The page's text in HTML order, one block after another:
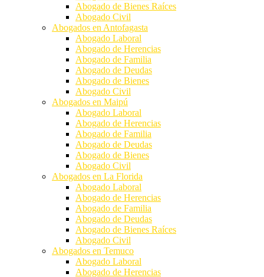
Abogado de Bienes Raíces
Abogado Civil
Abogados en Antofagasta
Abogado Laboral
Abogado de Herencias
Abogado de Familia
Abogado de Deudas
Abogado de Bienes
Abogado Civil
Abogados en Maipú
Abogado Laboral
Abogado de Herencias
Abogado de Familia
Abogado de Deudas
Abogado de Bienes
Abogado Civil
Abogados en La Florida
Abogado Laboral
Abogado de Herencias
Abogado de Familia
Abogado de Deudas
Abogado de Bienes Raíces
Abogado Civil
Abogados en Temuco
Abogado Laboral
Abogado de Herencias